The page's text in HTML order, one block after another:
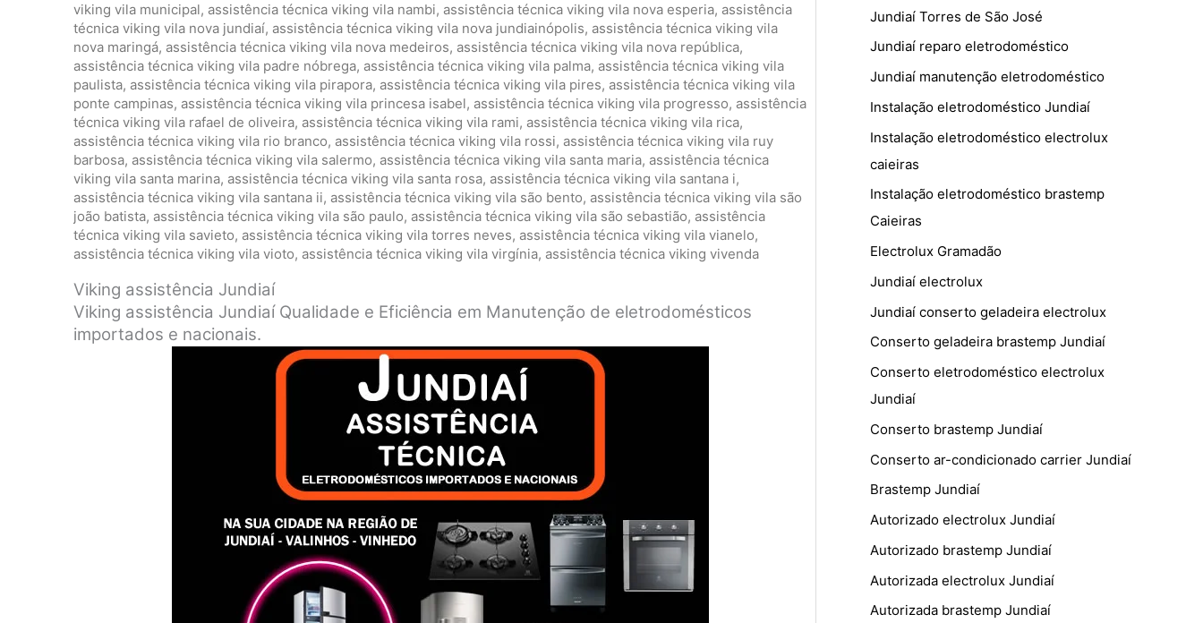
viking vila municipal, assistência técnica viking vila nambi, assistência técnica viking vila nova esperia, assistência
técnica viking vila nova jundiaí, assistência técnica viking vila nova jundiainópolis, assistência técnica viking vila
nova maringá, assistência técnica viking vila nova medeiros, assistência técnica viking vila nova república,
assistência técnica viking vila padre nóbrega, assistência técnica viking vila palma, assistência técnica viking vila
paulista, assistência técnica viking vila pirapora, assistência técnica viking vila pires, assistência técnica viking vila
ponte campinas, assistência técnica viking vila princesa isabel, assistência técnica viking vila progresso, assistência
técnica viking vila rafael de oliveira, assistência técnica viking vila rami, assistência técnica viking vila rica,
assistência técnica viking vila rio branco, assistência técnica viking vila rossi, assistência técnica viking vila ruy
barbosa, assistência técnica viking vila salermo, assistência técnica viking vila santa maria, assistência técnica
viking vila santa marina, assistência técnica viking vila santa rosa, assistência técnica viking vila santana i,
assistência técnica viking vila santana ii, assistência técnica viking vila são bento, assistência técnica viking vila são
joão batista, assistência técnica viking vila são paulo, assistência técnica viking vila são sebastião, assistência
técnica viking vila savieto, assistência técnica viking vila torres neves, assistência técnica viking vila vianelo,
assistência técnica viking vila vioto, assistência técnica viking vila virgínia, assistência técnica viking vivenda
Viking assistência Jundiaí
Viking assistência Jundiaí Qualidade e Eficiência em Manutenção de eletrodomésticos
importados e nacionais.
Jundiaí Torres de São José
Jundiaí reparo eletrodoméstico
Jundiaí manutenção eletrodoméstico
Instalação eletrodoméstico Jundiaí
Instalação eletrodoméstico electrolux
caieiras
Instalação eletrodoméstico brastemp
Caieiras
Electrolux Gramadão
Jundiaí electrolux
Jundiaí conserto geladeira electrolux
Conserto geladeira brastemp Jundiaí
Conserto eletrodoméstico electrolux
Jundiaí
Conserto brastemp Jundiaí
Conserto ar-condicionado carrier Jundiaí
Brastemp Jundiaí
Autorizado electrolux Jundiaí
Autorizado brastemp Jundiaí
Autorizada electrolux Jundiaí
Autorizada brastemp Jundiaí